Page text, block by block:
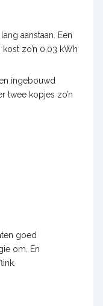
aanstaan. Een
kost zo’n 0,03 kWh
ingebouwd
twee kopjes zo’n
goed
om. En